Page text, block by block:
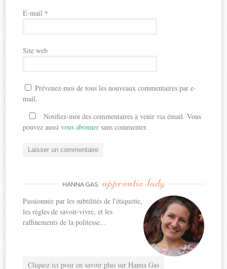
E-mail *
Site web
Prévenez-moi de tous les nouveaux commentaires par e-
mail.
Notifiez-moi des commentaires à venir via émail. Vous
pouvez aussivous abonner sans commenter.
HANNA GAS, apprentie-lady
Passionnée par les subtilités de l'étiquette,
les règles de savoir-vivre, et les
raffinements de la politesse...
Cliquez ici pour en savoir plus sur Hanna Gas